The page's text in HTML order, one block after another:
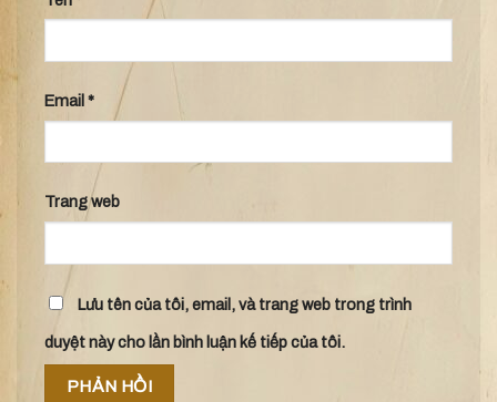
Email *
Trang web
Lưu tên của tôi, email, và trang web trong trình
duyệt này cho lần bình luận kế tiếp của tôi.